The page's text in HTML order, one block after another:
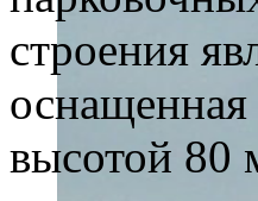
строения
высотой 80